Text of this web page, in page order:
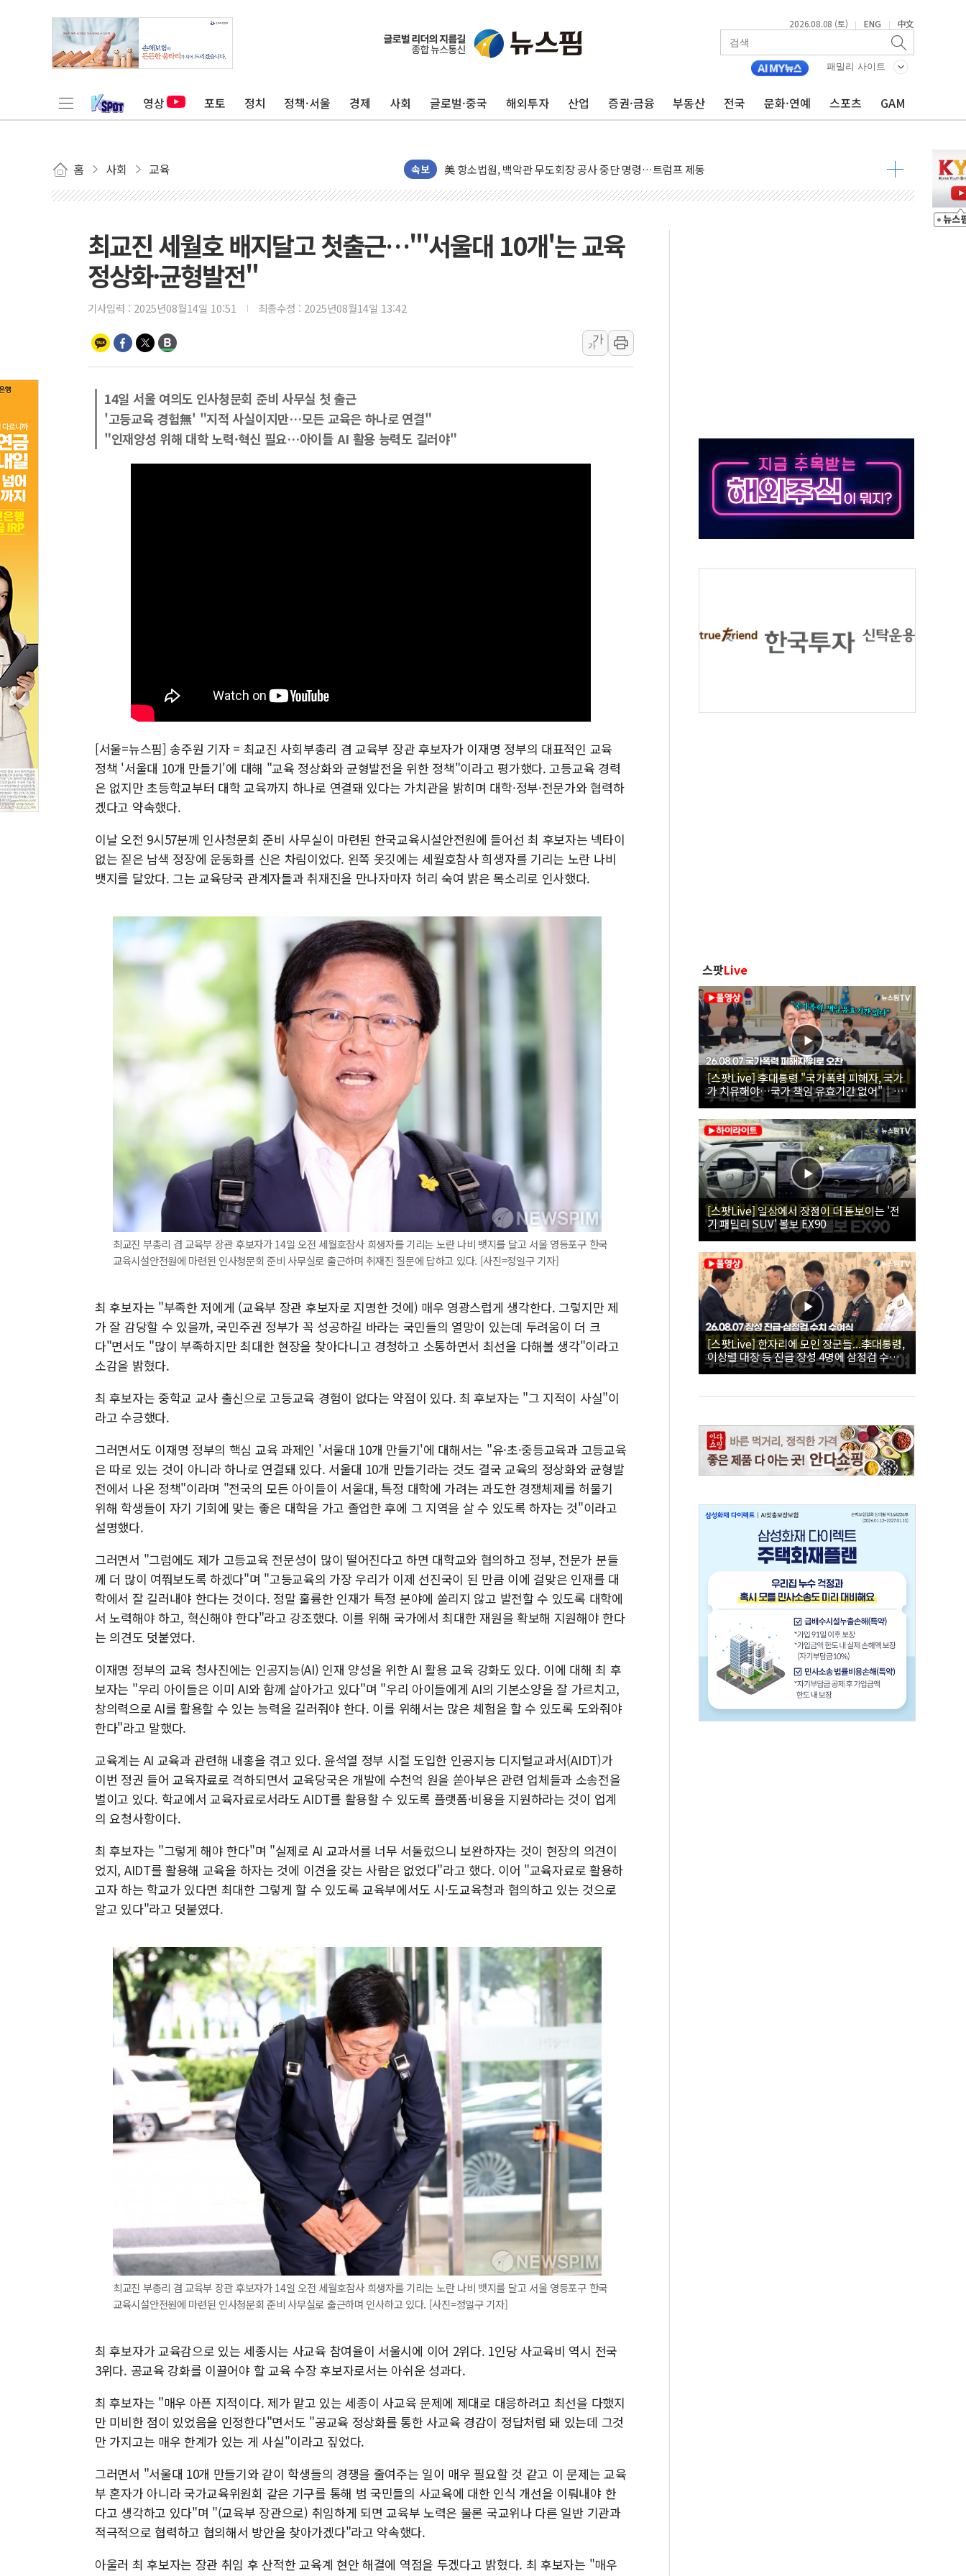
2026.08.08 (토) | ENG | 中文
패밀리 사이트
영상 포토 정치 정책·서울 경제 사회 글로벌·중국 해외투자 산업 증권·금융 부동산 전국 문화·연예 스포츠 GAM
홈 사회 교육 속보
[종합] 이슬람 수니파 3국, '공동방위협정' 체결… 이스라엘·이란 위협에 맞설 자체 억지력 강화
이란의 핵심 원유 수출항 '하르그섬', 최근 1주일 이상 '올스톱'… 美 해상봉쇄 영향
美 고용 쇼크에 엔화 장중 급등…시장은 "또 개입했나" 촉각
뉴욕증시 프리뷰, 美 고용 쇼크에 금리 인상 우려 후퇴…나스닥 선물 1%대 상승
[종합] 美 7월 고용 2만3000명 감소 '쇼크'…9월 금리 인상 기대 후퇴
트럼프 "금리 내려야"…파월 때와 달리 워시엔 톤 낮춰
특정 정치인 측근 포항시 정책특보 내정설...포항시 '시끌'
트럼프, 中 겨냥 폴리실리콘 관세 15% 부과…美 태양광주 급등
이란와이어 "이란 최고지도자 위독…곧 사망해도 놀랍지 않아"
남동발전, 해남군에 국내 최대 규모 400MW 태양광 착공…여의도 1.6배 규모
[인도증시] 중동 불안 속 유가 상승에 소폭 하락...금융주 낙폭 커
최교진 세월호 배지달고 첫출근…"'서울대 10개'는 교육
정상화·균형발전"
기사입력 : 2025년08월14일 10:51 최종수정 : 2025년08월14일 13:42
가
가
14일 서울 여의도 인사청문회 준비 사무실 첫 출근
'고등교육 경험無' "지적 사실이지만…모든 교육은 하나로 연결"
"인재양성 위해 대학 노력·혁신 필요…아이들 AI 활용 능력도 길러야"
[서울=뉴스핌] 송주원 기자 = 최교진 사회부총리 겸 교육부 장관 후보자가 이재명 정부의 대표적인 교육
정책 '서울대 10개 만들기'에 대해 "교육 정상화와 균형발전을 위한 정책"이라고 평가했다. 고등교육 경력
은 없지만 초등학교부터 대학 교육까지 하나로 연결돼 있다는 가치관을 밝히며 대학·정부·전문가와 협력하
겠다고 약속했다.
이날 오전 9시57분께 인사청문회 준비 사무실이 마련된 한국교육시설안전원에 들어선 최 후보자는 넥타이
없는 짙은 남색 정장에 운동화를 신은 차림이었다. 왼쪽 옷깃에는 세월호참사 희생자를 기리는 노란 나비
뱃지를 달았다. 그는 교육당국 관계자들과 취재진을 만나자마자 허리 숙여 밝은 목소리로 인사했다.
최교진 부총리 겸 교육부 장관 후보자가 14일 오전 세월호참사 희생자를 기리는 노란 나비 뱃지를 달고 서울 영등포구 한국
교육시설안전원에 마련된 인사청문회 준비 사무실로 출근하며 취재진 질문에 답하고 있다. [사진=정일구 기자]
최 후보자는 "부족한 저에게 (교육부 장관 후보자로 지명한 것에) 매우 영광스럽게 생각한다. 그렇지만 제
가 잘 감당할 수 있을까, 국민주권 정부가 꼭 성공하길 바라는 국민들의 열망이 있는데 두려움이 더 크
다"면서도 "많이 부족하지만 최대한 현장을 찾아다니고 경청하고 소통하면서 최선을 다해볼 생각"이라고
소감을 밝혔다.
최 후보자는 중학교 교사 출신으로 고등교육 경험이 없다는 약점이 있다. 최 후보자는 "그 지적이 사실"이
라고 수긍했다.
그러면서도 이재명 정부의 핵심 교육 과제인 '서울대 10개 만들기'에 대해서는 "유·초·중등교육과 고등교육
은 따로 있는 것이 아니라 하나로 연결돼 있다. 서울대 10개 만들기라는 것도 결국 교육의 정상화와 균형발
전에서 나온 정책"이라며 "전국의 모든 아이들이 서울대, 특정 대학에 가려는 과도한 경쟁체제를 허물기
위해 학생들이 자기 기회에 맞는 좋은 대학을 가고 졸업한 후에 그 지역을 살 수 있도록 하자는 것"이라고
설명했다.
그러면서 "그럼에도 제가 고등교육 전문성이 많이 떨어진다고 하면 대학교와 협의하고 정부, 전문가 분들
께 더 많이 여쭤보도록 하겠다"며 "고등교육의 가장 우리가 이제 선진국이 된 만큼 이에 걸맞은 인재를 대
학에서 잘 길러내야 한다는 것이다. 정말 훌륭한 인재가 특정 분야에 쏠리지 않고 발전할 수 있도록 대학에
서 노력해야 하고, 혁신해야 한다"라고 강조했다. 이를 위해 국가에서 최대한 재원을 확보해 지원해야 한다
는 의견도 덧붙였다.
이재명 정부의 교육 청사진에는 인공지능(AI) 인재 양성을 위한 AI 활용 교육 강화도 있다. 이에 대해 최 후
보자는 "우리 아이들은 이미 AI와 함께 살아가고 있다"며 "우리 아이들에게 AI의 기본소양을 잘 가르치고,
창의력으로 AI를 활용할 수 있는 능력을 길러줘야 한다. 이를 위해서는 많은 체험을 할 수 있도록 도와줘야
한다"라고 말했다.
교육계는 AI 교육과 관련해 내홍을 겪고 있다. 윤석열 정부 시절 도입한 인공지능 디지털교과서(AIDT)가
이번 정권 들어 교육자료로 격하되면서 교육당국은 개발에 수천억 원을 쏟아부은 관련 업체들과 소송전을
벌이고 있다. 학교에서 교육자료로서라도 AIDT를 활용할 수 있도록 플랫폼·비용을 지원하라는 것이 업계
의 요청사항이다.
최 후보자는 "그렇게 해야 한다"며 "실제로 AI 교과서를 너무 서둘렀으니 보완하자는 것이 현장의 의견이
었지, AIDT를 활용해 교육을 하자는 것에 이견을 갖는 사람은 없었다"라고 했다. 이어 "교육자료로 활용하
고자 하는 학교가 있다면 최대한 그렇게 할 수 있도록 교육부에서도 시·도교육청과 협의하고 있는 것으로
알고 있다"라고 덧붙였다.
최교진 부총리 겸 교육부 장관 후보자가 14일 오전 세월호참사 희생자를 기리는 노란 나비 뱃지를 달고 서울 영등포구 한국
교육시설안전원에 마련된 인사청문회 준비 사무실로 출근하며 인사하고 있다. [사진=정일구 기자]
최 후보자가 교육감으로 있는 세종시는 사교육 참여율이 서울시에 이어 2위다. 1인당 사교육비 역시 전국
3위다. 공교육 강화를 이끌어야 할 교육 수장 후보자로서는 아쉬운 성과다.
최 후보자는 "매우 아픈 지적이다. 제가 맡고 있는 세종이 사교육 문제에 제대로 대응하려고 최선을 다했지
만 미비한 점이 있었음을 인정한다"면서도 "공교육 정상화를 통한 사교육 경감이 정답처럼 돼 있는데 그것
만 가지고는 매우 한계가 있는 게 사실"이라고 짚었다.
그러면서 "서울대 10개 만들기와 같이 학생들의 경쟁을 줄여주는 일이 매우 필요할 것 같고 이 문제는 교육
부 혼자가 아니라 국가교육위원회 같은 기구를 통해 범 국민들의 사교육에 대한 인식 개선을 이뤄내야 한
다고 생각하고 있다"며 "(교육부 장관으로) 취임하게 되면 교육부 노력은 물론 국교위나 다른 일반 기관과
적극적으로 협력하고 협의해서 방안을 찾아가겠다"라고 약속했다.
아울러 최 후보자는 장관 취임 후 산적한 교육계 현안 해결에 역점을 두겠다고 밝혔다. 최 후보자는 "매우
스팟Live
[스팟Live] 李대통령 "국가폭력 피해자, 국가
가 치유해야…국가 책임 유효기간 없어"｜
26.08.07 국가폭력 피해자 위로 오찬
[스팟Live] 일상에서 장점이 더 돋보이는 '전
기 패밀리 SUV' 볼보 EX90
[스팟Live] 한자리에 모인 장군들...李대통령,
이상렬 대장 등 진급 장성 4명에 삼정검 수치
직접 수여｜26.08.07 장성 진급·삼정검 수치